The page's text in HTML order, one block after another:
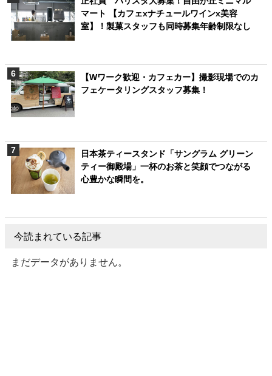
マート 【カフェxナチュールワインx美容
室】！製菓スタッフも同時募集年齢制限なし
【Wワーク歓迎・カフェカー】撮影現場でのカ
フェケータリングスタッフ募集！
日本茶ティースタンド「サングラム グリーン
ティー御殿場」一杯のお茶と笑顔でつながる
心豊かな瞬間を。
今読まれている記事
まだデータがありません。